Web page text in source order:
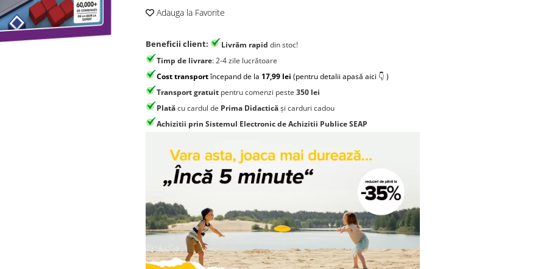
Adauga la Favorite
Beneficii client: Livrăm rapid din stoc!
Timp de livrare: 2-4 zile lucrătoare
Cost transportîncepand de la 17,99 lei (pentru detalii apasă aici 👇 )
Transport gratuit pentru comenzi peste 350 lei
Platăcu cardul de Prima Didacticăși carduri cadou
Achizitii prin Sistemul Electronic de Achizitii Publice SEAP